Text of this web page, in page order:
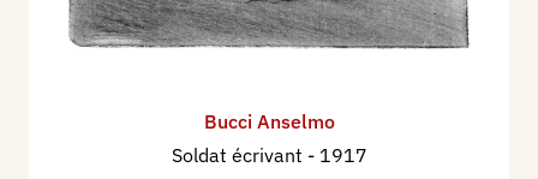
Bucci Anselmo
Soldat écrivant - 1917